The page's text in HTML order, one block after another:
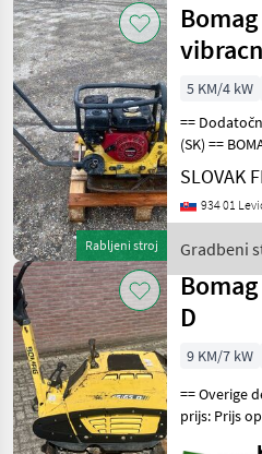
Rabljeni stroj
VIN 211
5 KM/4 kW
==
(SK) == BOMAG BP 18-45
vibracná doska,
štartovanie, 3, 6 kW, 163
HONDA GX
SLOVAK
934 01
Gradbeni
Bomag
D
9 KM/7 kW
== Overige
prijs: Prijs